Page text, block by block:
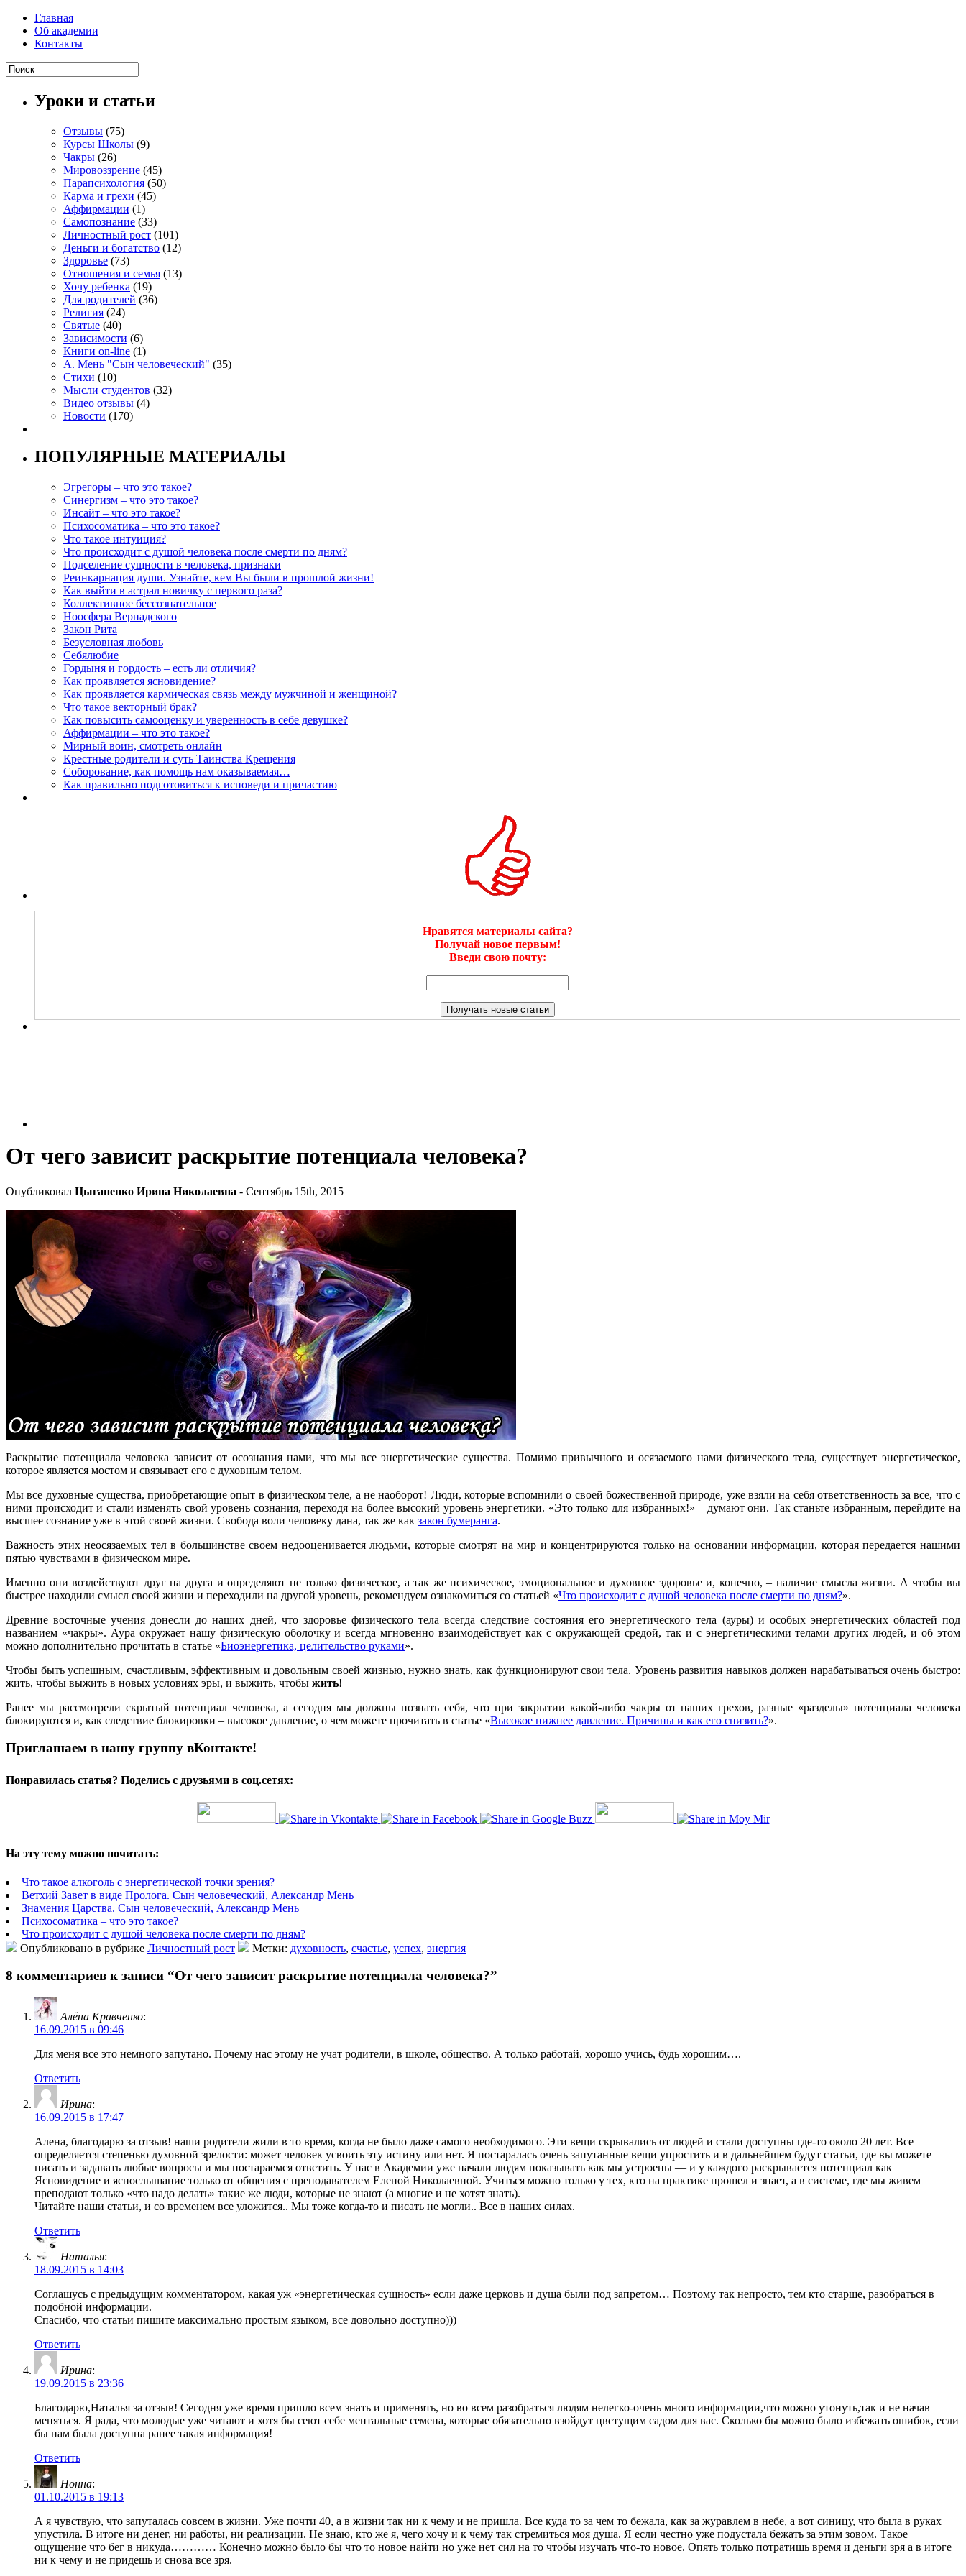
Главная
Об академии
Контакты
Уроки и статьи
Отзывы (75)
Курсы Школы (9)
Чакры (26)
Мировоззрение (45)
Парапсихология (50)
Карма и грехи (45)
Аффирмации (1)
Самопознание (33)
Личностный рост (101)
Деньги и богатство (12)
Здоровье (73)
Отношения и семья (13)
Хочу ребенка (19)
Для родителей (36)
Религия (24)
Святые (40)
Зависимости (6)
Книги on-line (1)
А. Мень "Сын человеческий" (35)
Стихи (10)
Мысли студентов (32)
Видео отзывы (4)
Новости (170)
ПОПУЛЯРНЫЕ МАТЕРИАЛЫ
Эгрегоры – что это такое?
Синергизм – что это такое?
Инсайт – что это такое?
Психосоматика – что это такое?
Что такое интуиция?
Что происходит с душой человека после смерти по дням?
Подселение сущности в человека, признаки
Реинкарнация души. Узнайте, кем Вы были в прошлой жизни!
Как выйти в астрал новичку с первого раза?
Коллективное бессознательное
Ноосфера Вернадского
Закон Рита
Безусловная любовь
Себялюбие
Гордыня и гордость – есть ли отличия?
Как проявляется ясновидение?
Как проявляется кармическая связь между мужчиной и женщиной?
Что такое векторный брак?
Как повысить самооценку и уверенность в себе девушке?
Аффирмации – что это такое?
Мирный воин, смотреть онлайн
Крестные родители и суть Таинства Крещения
Соборование, как помощь нам оказываемая…
Как правильно подготовиться к исповеди и причастию
Нравятся материалы сайта?
Получай новое первым!
Введи свою почту:
От чего зависит раскрытие потенциала человека?
Опубликовал Цыганенко Ирина Николаевна - Сентябрь 15th, 2015
Раскрытие потенциала человека зависит от осознания нами, что мы все энергетические существа. Помимо привычного и осязаемого нами физического тела, существует энергетическое,
которое является мостом и связывает его с духовным телом.
Мы все духовные существа, приобретающие опыт в физическом теле, а не наоборот! Люди, которые вспомнили о своей божественной природе, уже взяли на себя ответственность за все, что с
ними происходит и стали изменять свой уровень сознания, переходя на более высокий уровень энергетики. «Это только для избранных!» – думают они. Так станьте избранным, перейдите на
высшее сознание уже в этой своей жизни. Свобода воли человеку дана, так же как закон бумеранга.
Важность этих неосязаемых тел в большинстве своем недооценивается людьми, которые смотрят на мир и концентрируются только на основании информации, которая передается нашими
пятью чувствами в физическом мире.
Именно они воздействуют друг на друга и определяют не только физическое, а так же психическое, эмоциональное и духовное здоровье и, конечно, – наличие смысла жизни. А чтобы вы
быстрее находили смысл своей жизни и переходили на другой уровень, рекомендуем ознакомиться со статьей «Что происходит с душой человека после смерти по дням?».
Древние восточные учения донесли до наших дней, что здоровье физического тела всегда следствие состояния его энергетического тела (ауры) и особых энергетических областей под
названием «чакры». Аура окружает нашу физическую оболочку и всегда мгновенно взаимодействует как с окружающей средой, так и с энергетическими телами других людей, и об этом
можно дополнительно прочитать в статье «Биоэнергетика, целительство руками».
Чтобы быть успешным, счастливым, эффективным и довольным своей жизнью, нужно знать, как функционируют свои тела. Уровень развития навыков должен нарабатываться очень быстро:
жить, чтобы выжить в новых условиях эры, и выжить, чтобы жить!
Ранее мы рассмотрели скрытый потенциал человека, а сегодня мы должны познать себя, что при закрытии какой-либо чакры от наших грехов, разные «разделы» потенциала человека
блокируются и, как следствие блокировки – высокое давление, о чем можете прочитать в статье «Высокое нижнее давление. Причины и как его снизить?».
Приглашаем в нашу группу вКонтакте!
Понравилась статья? Поделись с друзьями в соц.сетях:
На эту тему можно почитать:
Что такое алкоголь с энергетической точки зрения?
Ветхий Завет в виде Пролога. Сын человеческий, Александр Мень
Знамения Царства. Сын человеческий, Александр Мень
Психосоматика – что это такое?
Что происходит с душой человека после смерти по дням?
Опубликовано в рубрике Личностный рост Метки: духовность, счастье, успех, энергия
8 комментариев к записи “От чего зависит раскрытие потенциала человека?”
Алёна Кравченко:
16.09.2015 в 09:46
Для меня все это немного запутано. Почему нас этому не учат родители, в школе, общество. А только работай, хорошо учись, будь хорошим….
Ответить
Ирина:
16.09.2015 в 17:47
Алена, благодарю за отзыв! наши родители жили в то время, когда не было даже самого необходимого. Эти вещи скрывались от людей и стали доступны где-то около 20 лет. Все
определяется степенью духовной зрелости: может человек усвоить эту истину или нет. Я постаралась очень запутанные вещи упростить и в дальнейшем будут статьи, где вы можете
писать и задавать любые вопросы и мы постараемся ответить. У нас в Академии уже начали людям показывать как мы устроены — и у каждого раскрывается потенциал как
Ясновидение и яснослышание только от общения с преподавателем Еленой Николаевной. Учиться можно только у тех, кто на практике прошел и знает, а в системе, где мы живем
преподают только «что надо делать» такие же люди, которые не знают (а многие и не хотят знать).
Читайте наши статьи, и со временем все уложится.. Мы тоже когда-то и писать не могли.. Все в наших силах.
Ответить
Наталья:
18.09.2015 в 14:03
Соглашусь с предыдущим комментатором, какая уж «энергетическая сущность» если даже церковь и душа были под запретом… Поэтому так непросто, тем кто старше, разобраться в
подобной информации.
Спасибо, что статьи пишите максимально простым языком, все довольно доступно)))
Ответить
Ирина:
19.09.2015 в 23:36
Благодарю,Наталья за отзыв! Сегодня уже время пришло всем знать и применять, но во всем разобраться людям нелегко-очень много информации,что можно утонуть,так и не начав
меняться. Я рада, что молодые уже читают и хотя бы сеют себе ментальные семена, которые обязательно взойдут цветущим садом для вас. Сколько бы можно было избежать ошибок, если
бы нам была доступна ранее такая информация!
Ответить
Нонна:
01.10.2015 в 19:13
А я чувствую, что запуталась совсем в жизни. Уже почти 40, а в жизни так ни к чему и не пришла. Все куда то за чем то бежала, как за журавлем в небе, а вот синицу, что была в руках
упустила. В итоге ни денег, ни работы, ни реализации. Не знаю, кто же я, чего хочу и к чему так стремиться моя душа. Я если честно уже подустала бежать за этим зовом. Такое
ощущение что бег в никуда………… Конечно можно было бы что то новое найти но уже нет сил на то чтобы изучать что-то новое. Опять только потратишь время и деньги зря а в итоге
ни к чему и не придешь и снова все зря.